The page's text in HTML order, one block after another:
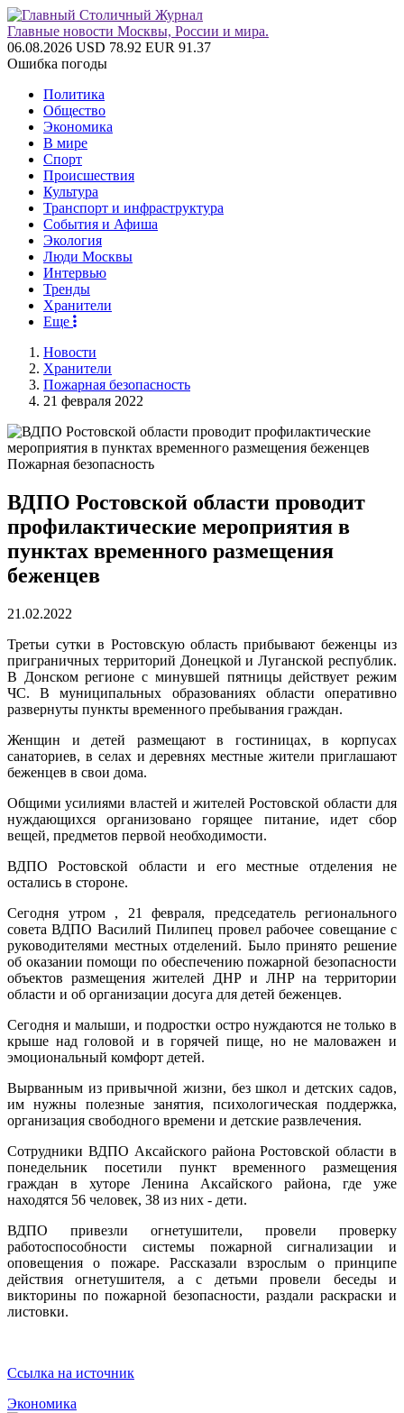
Главные новости Москвы, России и мира.
06.08.2026 USD 78.92 EUR 91.37
Ошибка погоды
Политика
Общество
Экономика
В мире
Спорт
Происшествия
Культура
Транспорт и инфраструктура
События и Афиша
Экология
Люди Москвы
Интервью
Тренды
Хранители
Еще
Новости
Хранители
Пожарная безопасность
21 февраля 2022
Пожарная безопасность
ВДПО Ростовской области проводит
профилактические мероприятия в
пунктах временного размещения
беженцев
21.02.2022
Третьи сутки в Ростовскую область прибывают беженцы из
приграничных территорий Донецкой и Луганской республик.
В Донском регионе с минувшей пятницы действует режим
ЧС. В муниципальных образованиях области оперативно
развернуты пункты временного пребывания граждан.
Женщин и детей размещают в гостиницах, в корпусах
санаториев, в селах и деревнях местные жители приглашают
беженцев в свои дома.
Общими усилиями властей и жителей Ростовской области для
нуждающихся организовано горящее питание, идет сбор
вещей, предметов первой необходимости.
ВДПО Ростовской области и его местные отделения не
остались в стороне.
Сегодня утром , 21 февраля, председатель регионального
совета ВДПО Василий Пилипец провел рабочее совещание с
руководителями местных отделений. Было принято решение
об оказании помощи по обеспечению пожарной безопасности
объектов размещения жителей ДНР и ЛНР на территории
области и об организации досуга для детей беженцев.
Сегодня и малыши, и подростки остро нуждаются не только в
крыше над головой и в горячей пище, но не маловажен и
эмоциональный комфорт детей.
Вырванным из привычной жизни, без школ и детских садов,
им нужны полезные занятия, психологическая поддержка,
организация свободного времени и детские развлечения.
Сотрудники ВДПО Аксайского района Ростовской области в
понедельник посетили пункт временного размещения
граждан в хуторе Ленина Аксайского района, где уже
находятся 56 человек, 38 из них - дети.
ВДПО привезли огнетушители, провели проверку
работоспособности системы пожарной сигнализации и
оповещения о пожаре. Рассказали взрослым о принципе
действия огнетушителя, а с детьми провели беседы и
викторины по пожарной безопасности, раздали раскраски и
листовки.
Ссылка на источник
Экономика